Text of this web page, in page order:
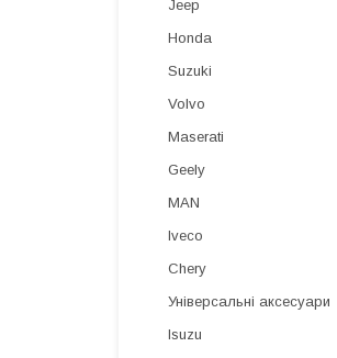
Jeep
Honda
Suzuki
Volvo
Maserati
Geely
MAN
Iveco
Chery
Універсальні аксесуари
Isuzu